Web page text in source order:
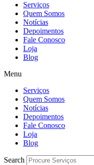
Serviços
Quem Somos
Notícias
Depoimentos
Fale Conosco
Loja
Blog
Menu
Serviços
Quem Somos
Notícias
Depoimentos
Fale Conosco
Loja
Blog
Search